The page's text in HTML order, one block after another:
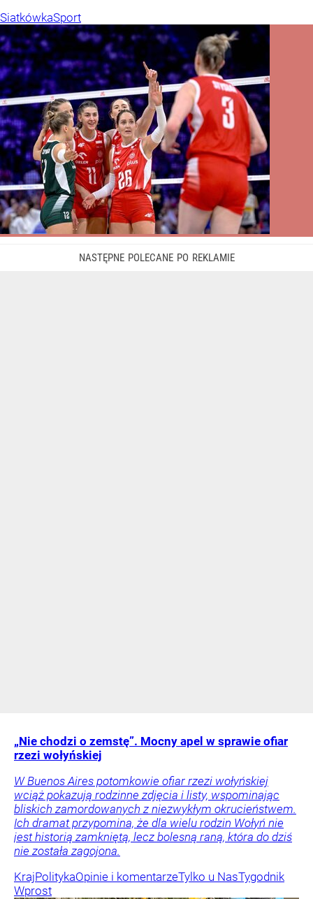
SiatkówkaSport
„Nie chodzi o zemstę”. Mocny apel w sprawie ofiar
rzezi wołyńskiej
W Buenos Aires potomkowie ofiar rzezi wołyńskiej
wciąż pokazują rodzinne zdjęcia i listy, wspominając
bliskich zamordowanych z niezwykłym okrucieństwem.
Ich dramat przypomina, że dla wielu rodzin Wołyń nie
jest historią zamkniętą, lecz bolesną raną, która do dziś
nie została zagojona.
KrajPolitykaOpinie i komentarzeTylko u NasTygodnik
Wprost